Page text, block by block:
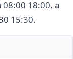
08:00 18:00, a
15:30.